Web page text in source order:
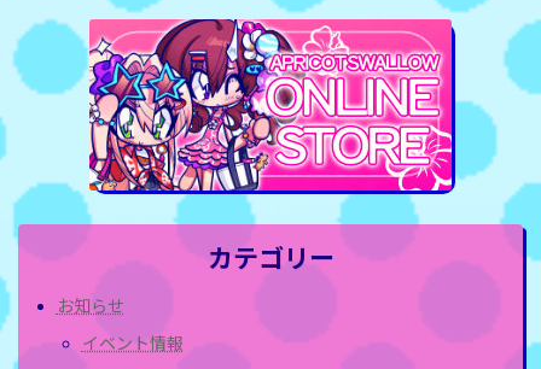
カテゴリー
お知らせ
イベント情報